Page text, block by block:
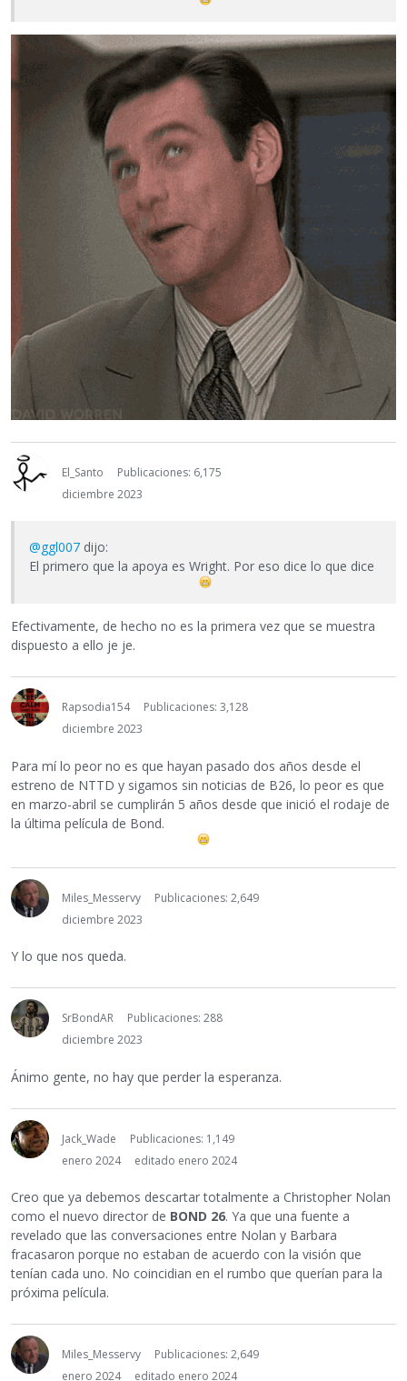
El_Santo
Publicaciones: 6,175
diciembre 2023
@ggl007 dijo:
El primero que la apoya es Wright. Por eso dice lo que dice
Efectivamente, de hecho no es la primera vez que se muestra
dispuesto a ello je je.
Rapsodia154
Publicaciones: 3,128
diciembre 2023
Para mí lo peor no es que hayan pasado dos años desde el
estreno de NTTD y sigamos sin noticias de B26, lo peor es que
en marzo-abril se cumplirán 5 años desde que inició el rodaje de
la última película de Bond.
Miles_Messervy
Publicaciones: 2,649
diciembre 2023
Y lo que nos queda.
SrBondAR
Publicaciones: 288
diciembre 2023
Ánimo gente, no hay que perder la esperanza.
Jack_Wade
Publicaciones: 1,149
enero 2024
editado enero 2024
Creo que ya debemos descartar totalmente a Christopher Nolan
como el nuevo director de BOND 26. Ya que una fuente a
revelado que las conversaciones entre Nolan y Barbara
fracasaron porque no estaban de acuerdo con la visión que
tenían cada uno. No coincidian en el rumbo que querían para la
próxima película.
Miles_Messervy
Publicaciones: 2,649
enero 2024
editado enero 2024